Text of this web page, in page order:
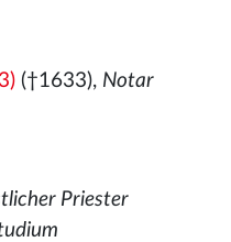
(†1633), Notar
Priester